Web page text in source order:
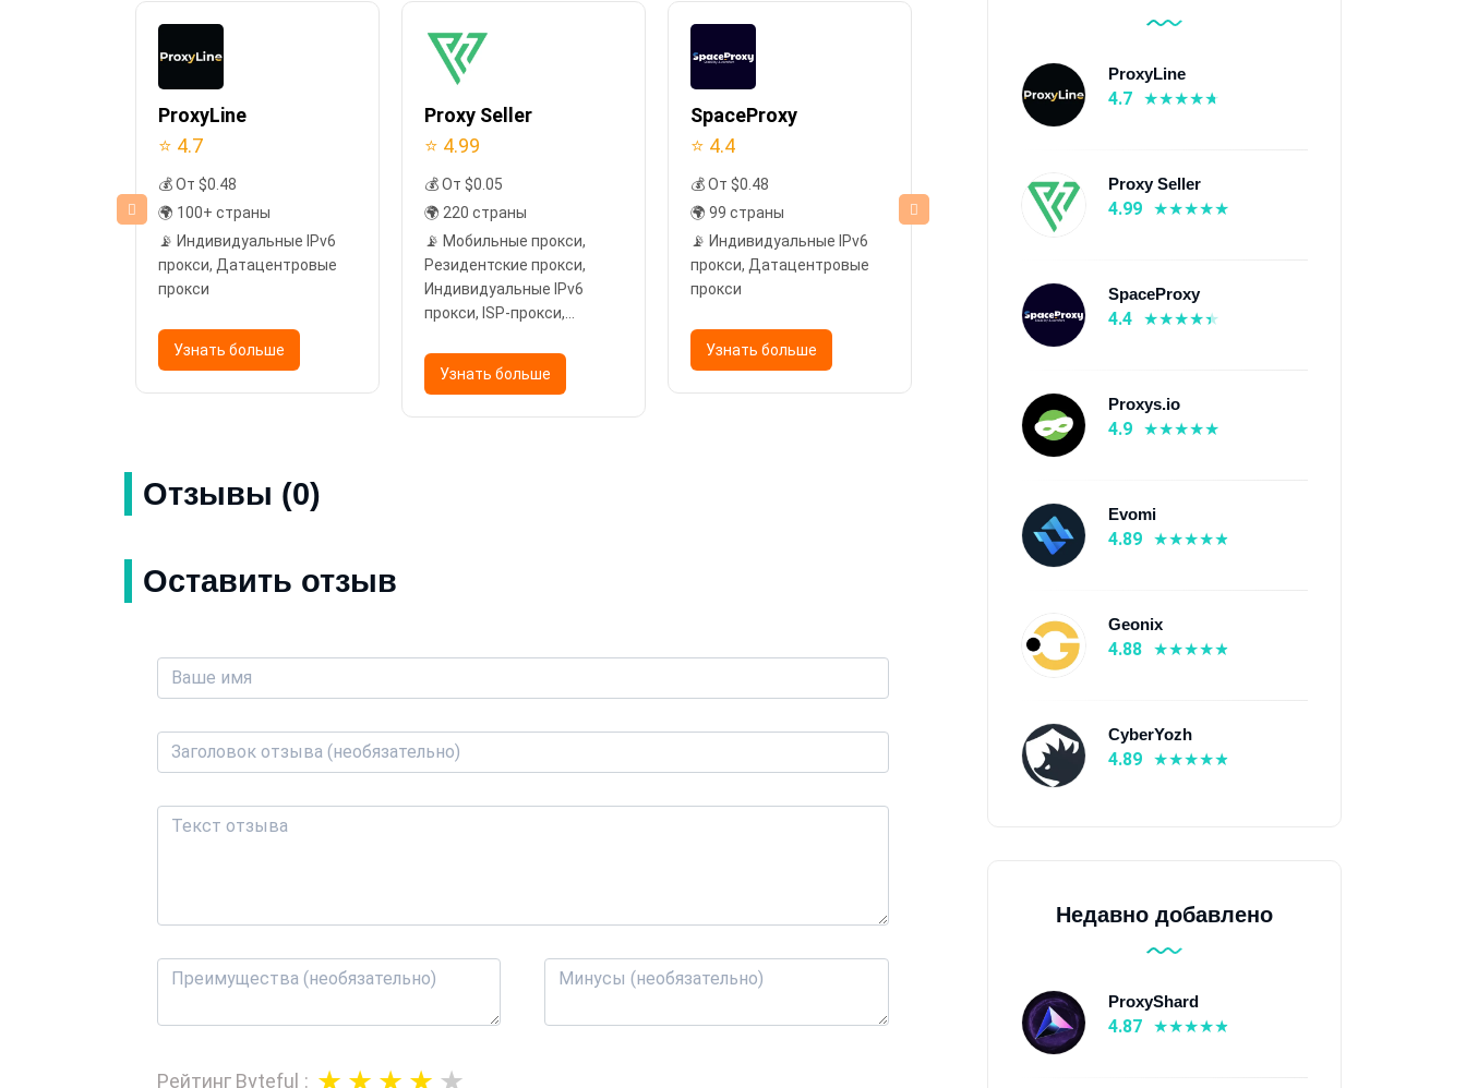
ProxyLine
⭐ 4.7
💰 От $0.48
🌍 100+ страны
📡 Индивидуальные IPv6
прокси, Датацентровые
прокси
Узнать больше
Proxy Seller
⭐ 4.99
💰 От $0.05
🌍 220 страны
📡 Мобильные прокси,
Резидентские прокси,
Индивидуальные IPv6
прокси, ISP-прокси,
Узнать больше
SpaceProxy
⭐ 4.4
💰 От $0.48
🌍 99 страны
📡 Индивидуальные IPv6
прокси, Датацентровые
прокси
Узнать больше
Proxys.io
🌍 195+ страны
Индивидуальные IPv6
прокси, Динамические
IPv6 прокси, ISP-прокси,
🌍 150+ страны
Отзывы (0)
Оставить отзыв
Рейтинг Byteful :
ProxyLine
4.7
Proxy Seller
4.99
SpaceProxy
4.4
Proxys.io
4.9
Evomi
4.89
Geonix
4.88
CyberYozh
4.89
Недавно добавлено
ProxyShard
4.87